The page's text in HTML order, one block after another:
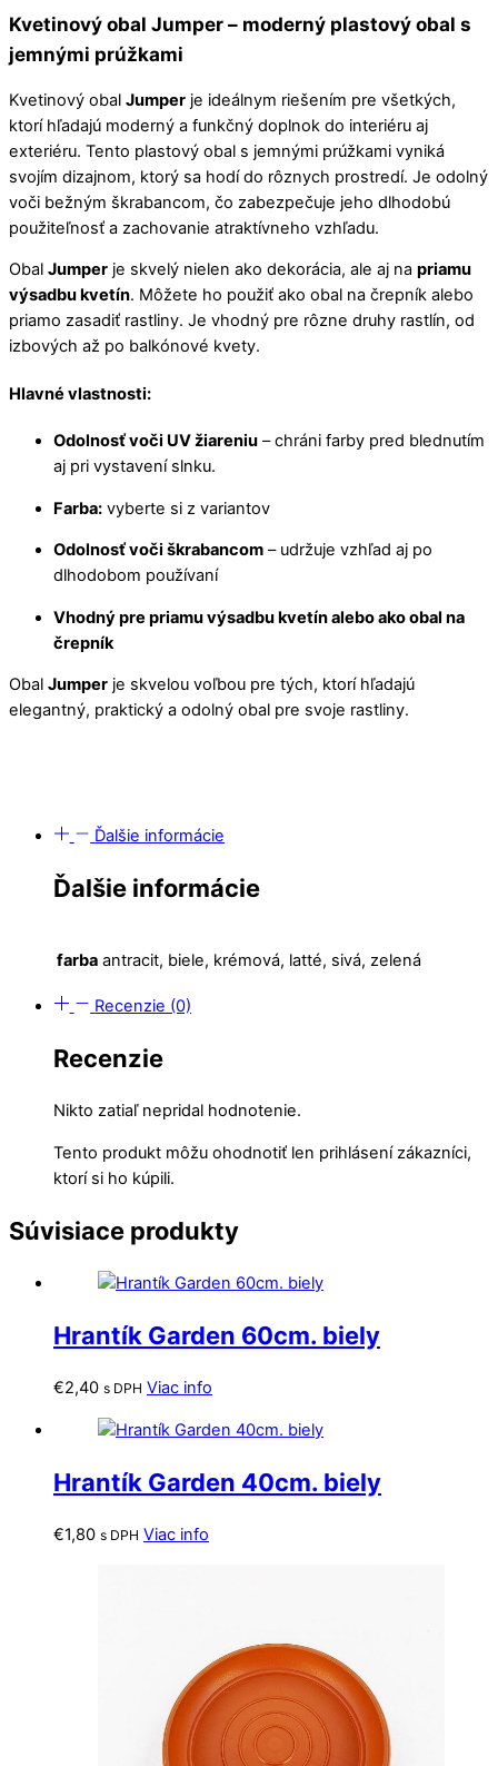
Kvetinový obal Jumper– moderný plastový obal s
jemnými prúžkami
Kvetinový obal Jumper je ideálnym riešením pre všetkých,
ktorí hľadajú moderný a funkčný doplnok do interiéru aj
exteriéru. Tento plastový obal s jemnými prúžkami vyniká
svojím dizajnom, ktorý sa hodí do rôznych prostredí. Je odolný
voči bežným škrabancom, čo zabezpečuje jeho dlhodobú
použiteľnosť a zachovanie atraktívneho vzhľadu.
Obal Jumper je skvelý nielen ako dekorácia, ale aj na priamu
výsadbu kvetín. Môžete ho použiť ako obal na črepník alebo
priamo zasadiť rastliny. Je vhodný pre rôzne druhy rastlín, od
izbových až po balkónové kvety.
Hlavné vlastnosti:
Odolnosť voči UV žiareniu – chráni farby pred blednutím
aj pri vystavení slnku.
Farba: vyberte si z variantov
Odolnosť voči škrabancom – udržuje vzhľad aj po
dlhodobom používaní
Vhodný pre priamu výsadbu kvetín alebo ako obal na
črepník
Obal Jumper je skvelou voľbou pre tých, ktorí hľadajú
elegantný, praktický a odolný obal pre svoje rastliny.
Ďalšie informácie
Ďalšie informácie
farba antracit, biele, krémová, latté, sivá, zelená
Recenzie (0)
Recenzie
Nikto zatiaľ nepridal hodnotenie.
Tento produkt môžu ohodnotiť len prihlásení zákazníci,
ktorí si ho kúpili.
Súvisiace produkty
Hrantík Garden 60cm. biely
€2,40 s DPH Viac info
Hrantík Garden 40cm. biely
€1,80 s DPH Viac info